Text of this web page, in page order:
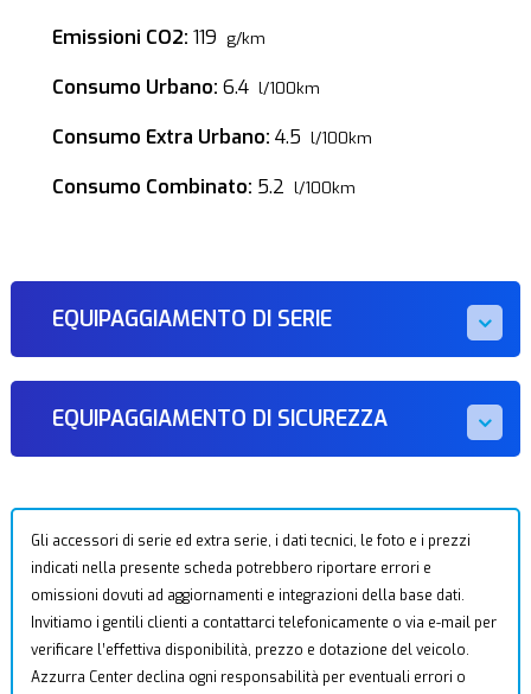
Emissioni CO2: 119 g/km
Consumo Urbano: 6.4 l/100km
Consumo Extra Urbano: 4.5 l/100km
Consumo Combinato: 5.2 l/100km
EQUIPAGGIAMENTO DI SERIE
EQUIPAGGIAMENTO DI SICUREZZA
Gli accessori di serie ed extra serie, i dati tecnici, le foto e i prezzi
indicati nella presente scheda potrebbero riportare errori e
omissioni dovuti ad aggiornamenti e integrazioni della base dati.
Invitiamo i gentili clienti a contattarci telefonicamente o via e-mail per
verificare l’effettiva disponibilità, prezzo e dotazione del veicolo.
Azzurra Center declina ogni responsabilità per eventuali errori o